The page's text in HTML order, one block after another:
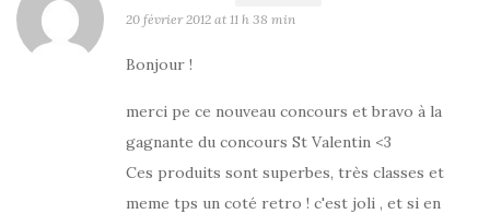
20 février 2012 at 11 h 38 min
Bonjour !
merci pe ce nouveau concours et bravo à la
gagnante du concours St Valentin <3
Ces produits sont superbes, très classes et
meme tps un coté retro ! c'est joli , et si en